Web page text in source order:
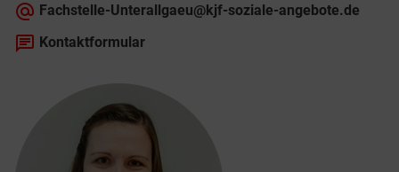
alternate_email Fachstelle-Unterallgaeu@kjf-soziale-angebote.de
chat Kontaktformular